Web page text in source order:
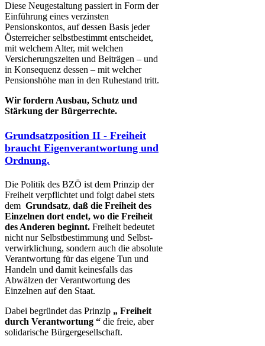
Diese Neugestaltung passiert in Form der
Einführung eines verzinsten
Pensionskontos, auf dessen Basis jeder
Österreicher selbstbestimmt entscheidet,
mit welchem Alter, mit welchen
Versicherungszeiten und Beiträgen – und
in Konsequenz dessen – mit welcher
Pensionshöhe man in den Ruhestand tritt.
Wir fordern Ausbau, Schutz und
Stärkung der Bürgerrechte.
Grundsatzposition II - Freiheit
braucht Eigenverantwortung und
Ordnung.
Die Politik des BZÖ ist dem Prinzip der
Freiheit verpflichtet und folgt dabei stets
dem ​ Grundsatz, daß die Freiheit des
Einzelnen dort endet, wo die Freiheit
des Anderen beginnt. Freiheit bedeutet
nicht nur Selbstbestimmung und Selbst-
verwirklichung, sondern auch die absolute
Verantwortung für das eigene Tun und
Handeln und damit keinesfalls das
Abwälzen der Verantwortung des
Einzelnen auf den Staat.
Dabei begründet das Prinzip „​ Freiheit
durch Verantwortung​ “ die freie, aber
solidarische Bürgergesellschaft.